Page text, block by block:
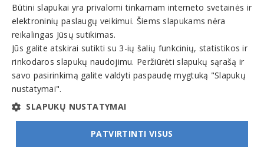
Veiklos sritys
Kita veikla
© INFOMINTA, UAB. Visos teisės saugomos. Telefonas
Būtini slapukai yra privalomi tinkamam interneto svetainės ir
elektroninių paslaugų veikimui. Šiems slapukams nėra
reikalingas Jūsų sutikimas.
Jūs galite atskirai sutikti su 3-ių šalių funkcinių, statistikos ir
rinkodaros slapukų naudojimu. Peržiūrėti slapukų sąrašą ir
savo pasirinkimą galite valdyti paspaudę mygtuką "Slapukų
nustatymai".
SLAPUKŲ NUSTATYMAI
PATVIRTINTI VISUS